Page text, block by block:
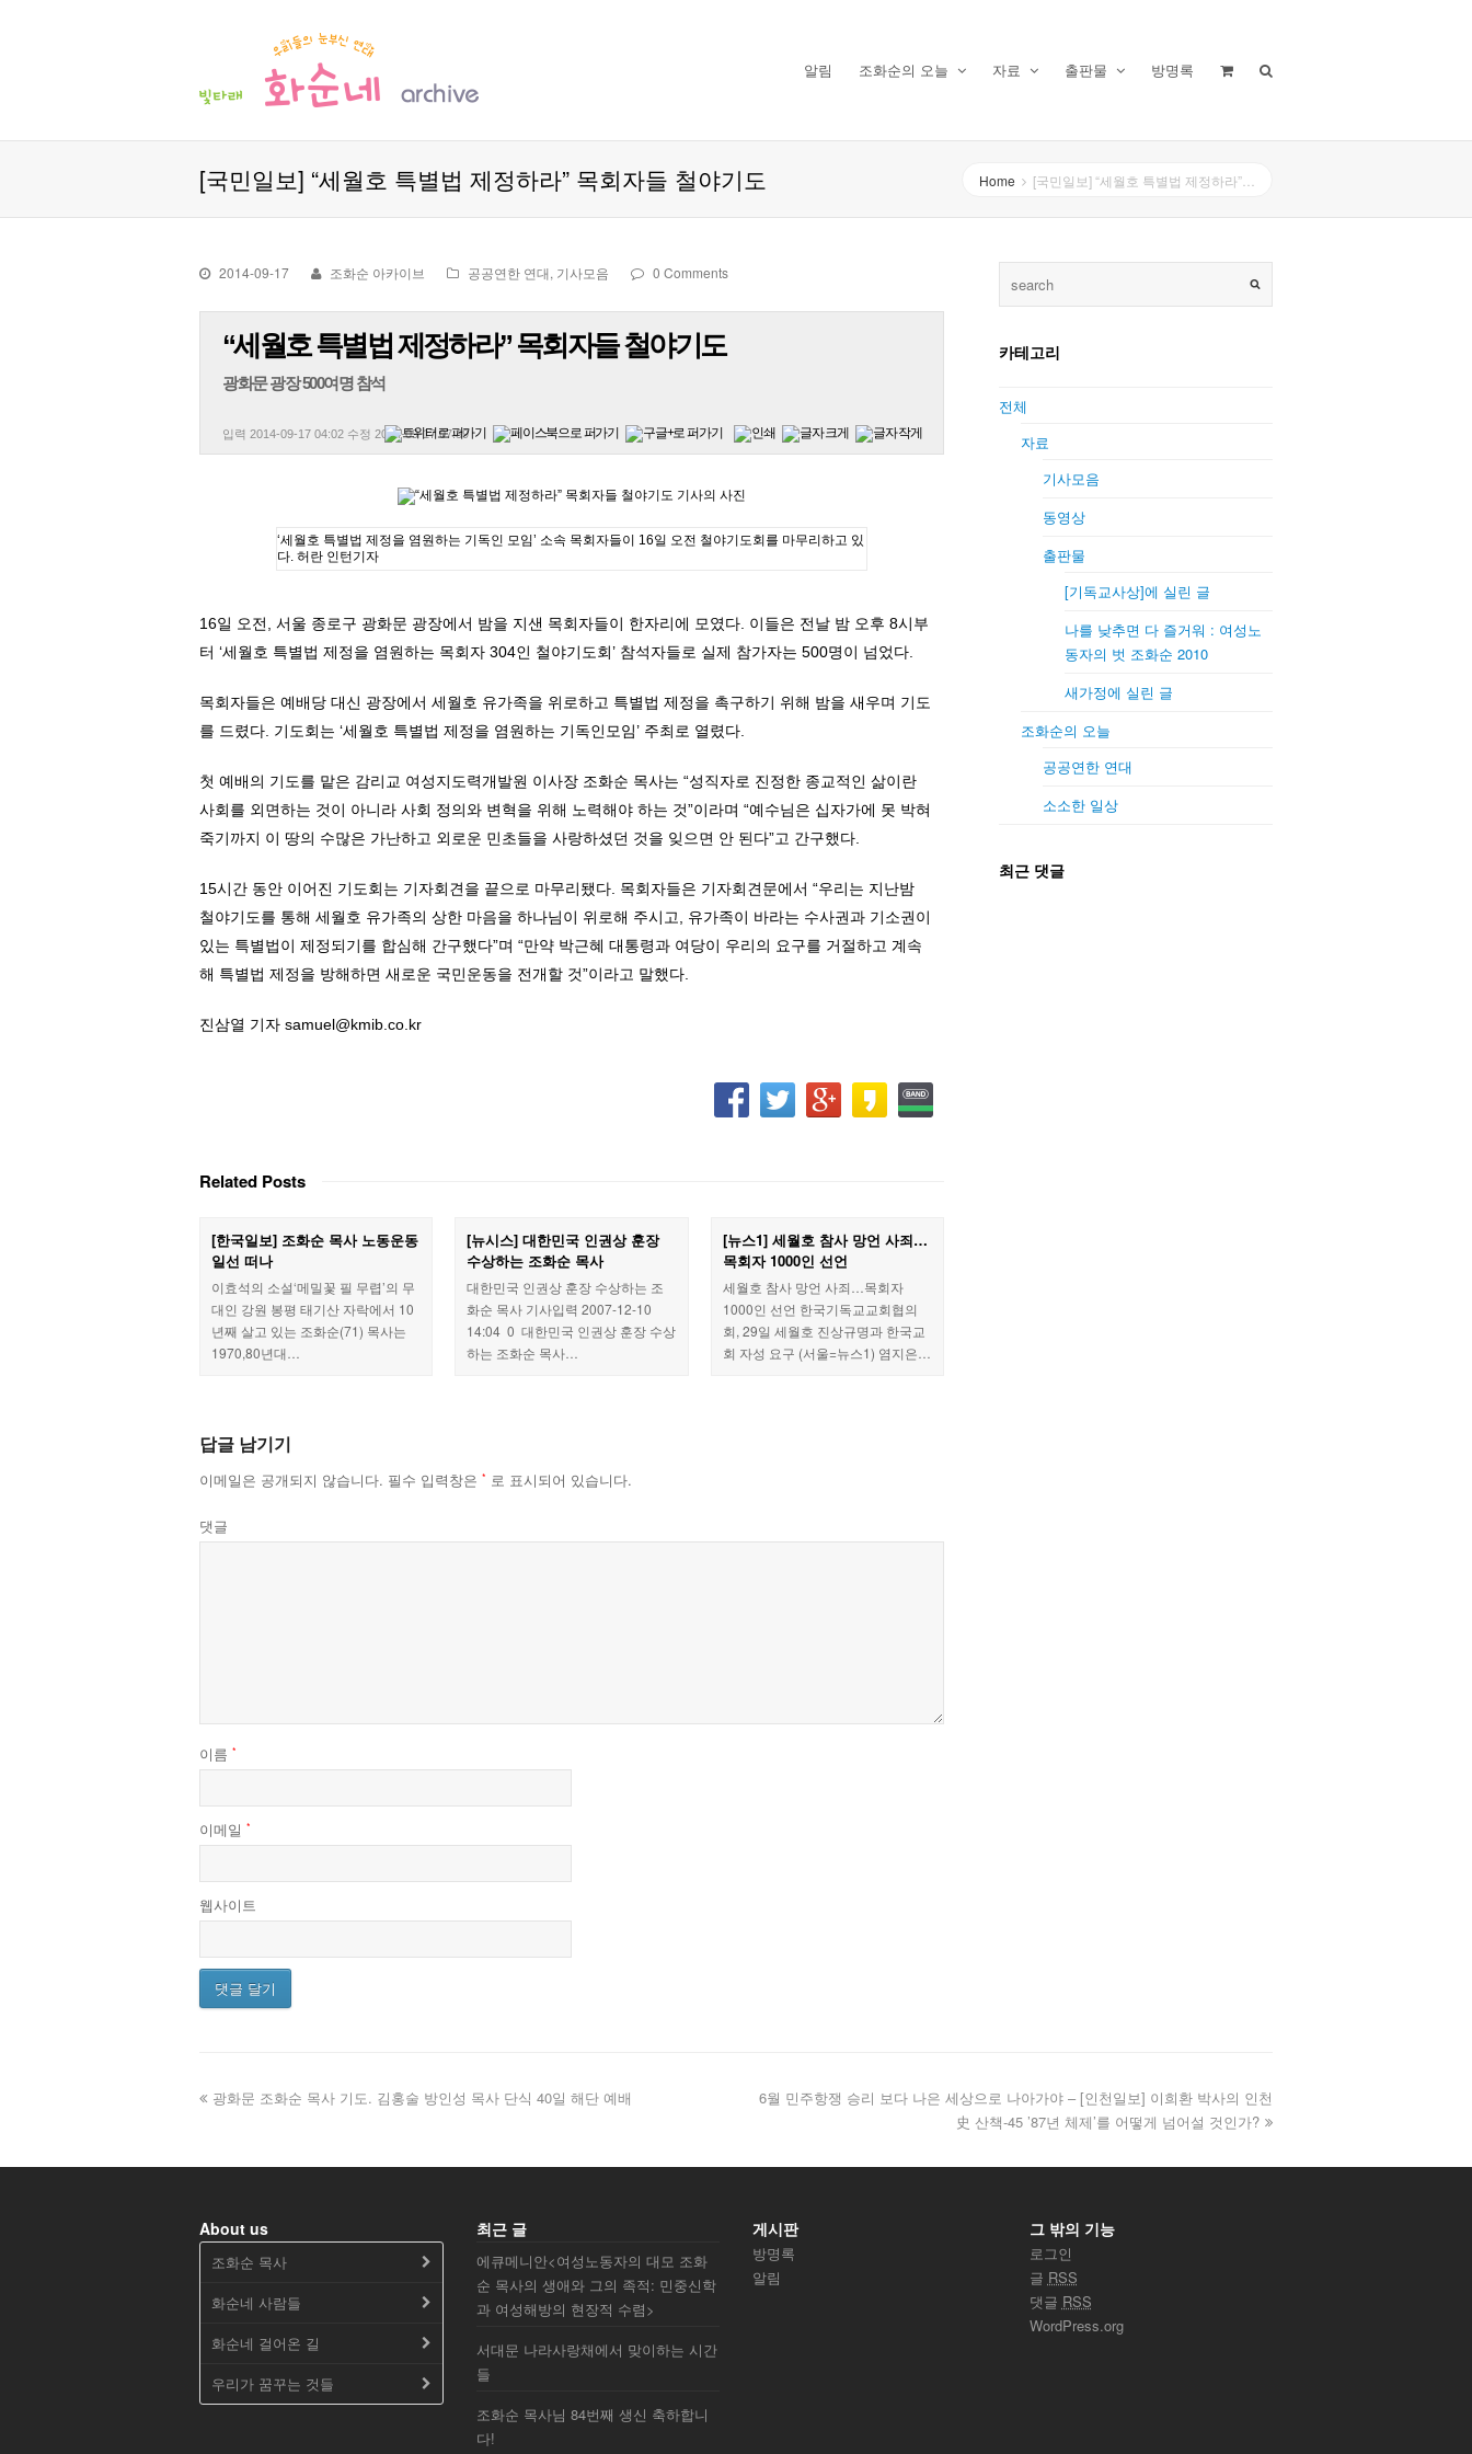
알림 조화순의 오늘 자료 출판물 방명록
[국민일보] “세월호 특별법 제정하라” 목회자들 철야기도 Home [국민일보] “세월호 특별법 제정하라”…
2014-09-17 조화순 아카이브 공공연한 연대, 기사모음 0 Comments
“세월호 특별법 제정하라” 목회자들 철야기도
광화문 광장 500여명 참석
입력 2014-09-17 04:02 수정 2014-09-17 07:39
‘세월호 특별법 제정을 염원하는 기독인 모임’ 소속 목회자들이 16일 오전 철야기도회를 마무리하고 있
다. 허란 인턴기자
16일 오전, 서울 종로구 광화문 광장에서 밤을 지샌 목회자들이 한자리에 모였다. 이들은 전날 밤 오후 8시부
터 ‘세월호 특별법 제정을 염원하는 목회자 304인 철야기도회’ 참석자들로 실제 참가자는 500명이 넘었다.
목회자들은 예배당 대신 광장에서 세월호 유가족을 위로하고 특별법 제정을 촉구하기 위해 밤을 새우며 기도
를 드렸다. 기도회는 ‘세월호 특별법 제정을 염원하는 기독인모임’ 주최로 열렸다.
첫 예배의 기도를 맡은 감리교 여성지도력개발원 이사장 조화순 목사는 “성직자로 진정한 종교적인 삶이란
사회를 외면하는 것이 아니라 사회 정의와 변혁을 위해 노력해야 하는 것”이라며 “예수님은 십자가에 못 박혀
죽기까지 이 땅의 수많은 가난하고 외로운 민초들을 사랑하셨던 것을 잊으면 안 된다”고 간구했다.
15시간 동안 이어진 기도회는 기자회견을 끝으로 마무리됐다. 목회자들은 기자회견문에서 “우리는 지난밤
철야기도를 통해 세월호 유가족의 상한 마음을 하나님이 위로해 주시고, 유가족이 바라는 수사권과 기소권이
있는 특별법이 제정되기를 합심해 간구했다”며 “만약 박근혜 대통령과 여당이 우리의 요구를 거절하고 계속
해 특별법 제정을 방해하면 새로운 국민운동을 전개할 것”이라고 말했다.
진삼열 기자 samuel@kmib.co.kr
Related Posts
[한국일보] 조화순 목사 노동운동
일선 떠나
이효석의 소설‘메밀꽃 필 무렵’의 무
대인 강원 봉평 태기산 자락에서 10
년째 살고 있는 조화순(71) 목사는
1970,80년대…
[뉴시스] 대한민국 인권상 훈장
수상하는 조화순 목사
대한민국 인권상 훈장 수상하는 조
화순 목사 기사입력 2007-12-10
14:04 0 대한민국 인권상 훈장 수상
하는 조화순 목사…
[뉴스1] 세월호 참사 망언 사죄…
목회자 1000인 선언
세월호 참사 망언 사죄…목회자
1000인 선언 한국기독교교회협의
회, 29일 세월호 진상규명과 한국교
회 자성 요구 (서울=뉴스1) 염지은…
답글 남기기
이메일은 공개되지 않습니다. 필수 입력창은 * 로 표시되어 있습니다.
댓글
이름 *
이메일 *
웹사이트
카테고리
전체
자료
기사모음
동영상
출판물
[기독교사상]에 실린 글
나를 낮추면 다 즐거워 : 여성노
동자의 벗 조화순 2010
새가정에 실린 글
조화순의 오늘
공공연한 연대
소소한 일상
최근 댓글
6월 민주항쟁 승리 보다 나은 세상으로 나아가야 – [인천일보] 이희환 박사의 인천
史 산책-45 ’87년 체제’를 어떻게 넘어설 것인가?
광화문 조화순 목사 기도. 김홍술 방인성 목사 단식 40일 해단 예배
About us
조화순 목사
화순네 사람들
화순네 걸어온 길
우리가 꿈꾸는 것들
최근 글
에큐메니안<여성노동자의 대모 조화
순 목사의 생애와 그의 족적: 민중신학
과 여성해방의 현장적 수렴>
서대문 나라사랑채에서 맞이하는 시간
들
조화순 목사님 84번째 생신 축하합니
다!
게시판
방명록
알림
그 밖의 기능
로그인
글 RSS
댓글 RSS
WordPress.org